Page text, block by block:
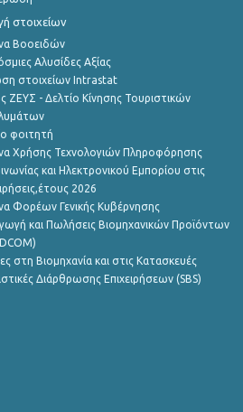
στοιχείων
Βοοειδών
Αλυσίδες Αξίας
στοιχείων Intrastat
ΖΕΥΣ - Δελτίο Κίνησης Τουριστικών
φοιτητή
Χρήσης Τεχνολογιών Πληροφόρησης
και Ηλεκτρονικού Εμπορίου στις
2026
Φορέων Γενικής Κυβέρνησης
και Πωλήσεις Βιομηχανικών Προϊόντων
στη Βιομηχανία και στις Κατασκευές
Διάρθρωσης Επιχειρήσεων (SBS)